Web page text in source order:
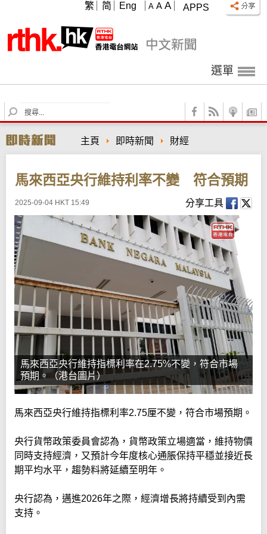
APPS
A A A
繁 简 Eng
選單
S
e
r
c
主頁 即時新聞 財經
馬來西亞央行維持利率不變 符合預期
2025-09-04 HKT 15:49 分享工具
馬來西亞央行維持指標利率在2.75%不變，符合市場
預期。（港台圖片）
馬來西亞央行維持指標利率2.75厘不變，符合市場預期。
央行貨幣政策委員會認為，貨幣政策立場適當，維持物價
同時支持經濟，又預計今年度核心通脹保持平穩並接近長
期平均水平，趨勢料將延續至明年。
央行認為，邁進2026年之際，經濟增長將持續受到內需
支持。